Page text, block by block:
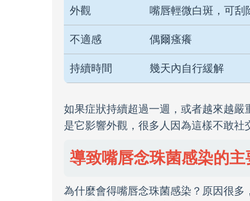
外觀 嘴唇輕微白斑，可刮
不適感 偶爾瘙癢
持續時間 幾天內自行緩解
如果症狀持續超過一週，或者越來越
是它影響外觀，很多人因為這樣不敢社
導致嘴唇念珠菌感染的主
為什麼會得嘴唇念珠菌感染？原因很